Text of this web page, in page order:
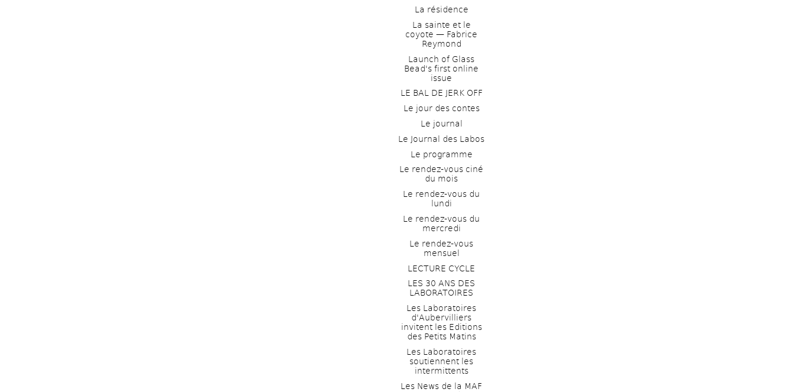
La résidence
La sainte et le
coyote — Fabrice
Reymond
Launch of Glass
Bead's first online
issue
LE BAL DE JERK OFF
Le jour des contes
Le journal
Le Journal des Labos
Le programme
Le rendez-vous ciné
du mois
Le rendez-vous du
lundi
Le rendez-vous du
mercredi
Le rendez-vous
mensuel
LECTURE CYCLE
LES 30 ANS DES
LABORATOIRES
Les Laboratoires
d'Aubervilliers
invitent les Editions
des Petits Matins
Les Laboratoires
soutiennent les
intermittents
Les News de la MAF